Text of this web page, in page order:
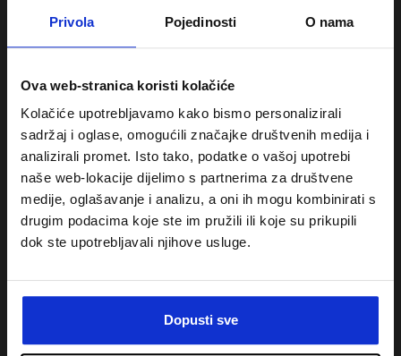
Privola Pojedinosti O nama
Ova web-stranica koristi kolačiće
Kolačiće upotrebljavamo kako bismo personalizirali
sadržaj i oglase, omogućili značajke društvenih medija i
analizirali promet. Isto tako, podatke o vašoj upotrebi
naše web-lokacije dijelimo s partnerima za društvene
medije, oglašavanje i analizu, a oni ih mogu kombinirati s
drugim podacima koje ste im pružili ili koje su prikupili
dok ste upotrebljavali njihove usluge.
Dopusti sve